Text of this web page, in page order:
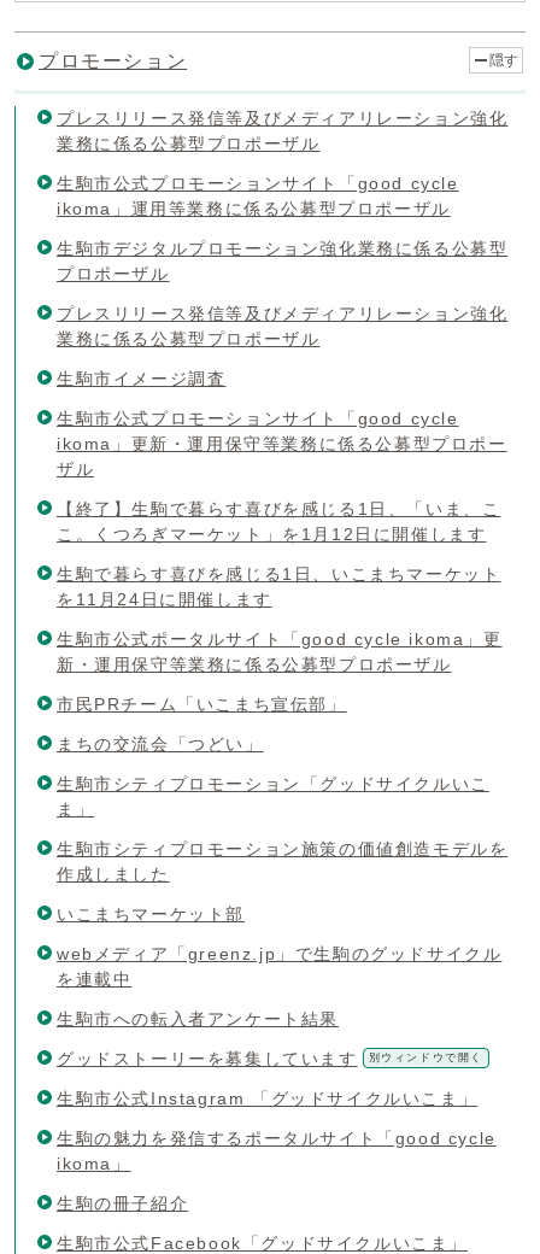
プロモーション 隠す
プレスリリース発信等及びメディアリレーション強化
業務に係る公募型プロポーザル
生駒市公式プロモーションサイト「good cycle
ikoma」運用等業務に係る公募型プロポーザル
生駒市デジタルプロモーション強化業務に係る公募型
プロポーザル
プレスリリース発信等及びメディアリレーション強化
業務に係る公募型プロポーザル
生駒市イメージ調査
生駒市公式プロモーションサイト「good cycle
ikoma」更新・運用保守等業務に係る公募型プロポー
ザル
【終了】生駒で暮らす喜びを感じる1日、「いま、こ
こ。くつろぎマーケット」を1月12日に開催します
生駒で暮らす喜びを感じる1日、いこまちマーケット
を11月24日に開催します
生駒市公式ポータルサイト「good cycle ikoma」更
新・運用保守等業務に係る公募型プロポーザル
市民PRチーム「いこまち宣伝部」
まちの交流会「つどい」
生駒市シティプロモーション「グッドサイクルいこ
ま」
生駒市シティプロモーション施策の価値創造モデルを
作成しました
いこまちマーケット部
webメディア「greenz.jp」で生駒のグッドサイクル
を連載中
生駒市への転入者アンケート結果
グッドストーリーを募集しています 別ウィンドウで開く
生駒市公式Instagram 「グッドサイクルいこま」
生駒の魅力を発信するポータルサイト「good cycle
ikoma」
生駒の冊子紹介
生駒市公式Facebook「グッドサイクルいこま」